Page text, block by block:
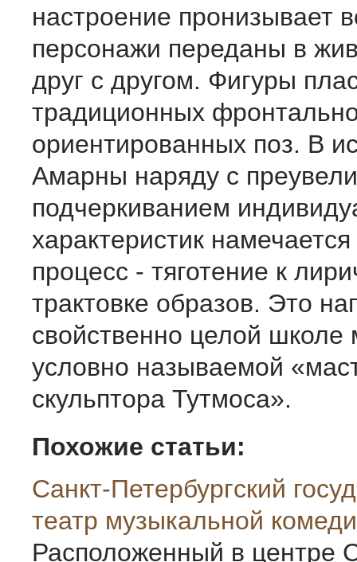
настроение пронизывает
персонажи переданы в
друг с другом. Фигу­ры
традиционных
ориентированных поз. В
Амарны наряду с
подчеркиванием
характеристик
процесс - тяготение к
трактовке образов. Это
свойственно целой школе
условно называ­емой
скульптора Тутмоса».
Похожие статьи:
Санкт-Петербургcкий
театр музыкальной
Расположенный в центре